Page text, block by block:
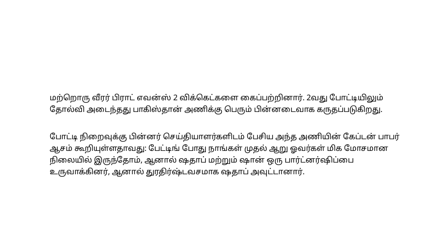
மற்றொரு வீரர் பிராட் எவன்ஸ் 2 விக்கெட்களை கைப்பற்றினார். 2வது போட்டியிலும்
தோல்வி அடைந்தது பாகிஸ்தான் அணிக்கு பெரும் பின்னடைவாக கருதப்படுகிறது.
போட்டி நிறைவுக்கு பின்னர் செய்தியாளர்களிடம் பேசிய அந்த அணியின் கேப்டன் பாபர்
ஆசம் கூறியுள்ளதாவது: பேட்டிங் போது நாங்கள் முதல் ஆறு ஓவர்கள் மிக மோசமான
நிலையில் இருந்தோம், ஆனால் ஷதாப் மற்றும் ஷான் ஒரு பார்ட்னர்ஷிப்பை
உருவாக்கினர், ஆனால் துரதிர்ஷ்டவசமாக ஷதாப் அவுட்டானார்.